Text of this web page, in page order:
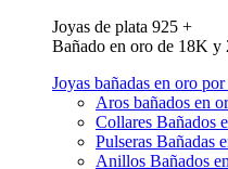
Joyas de plata 925 +
Bañado en oro de 18K y
Joyas bañadas en oro
Aros bañados en
Collares Bañados
Pulseras Bañadas
Anillos Bañados